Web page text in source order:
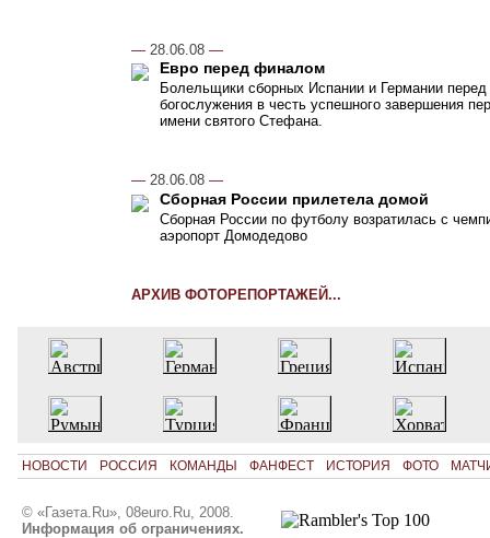
— 28.06.08 —
Евро перед финалом
Болельщики сборных Испании и Германии
богослужения в честь успешного завершения
имени святого Стефана.
—28.06.08 —
Сборная России прилетела домой
Сборная России по футболу возратилась с
аэропорт Домодедово
АРХИВ ФОТОРЕПОРТАЖЕЙ...
НОВОСТИ РОССИЯ КОМАНДЫ ФАНФЕСТ ИСТОРИЯ ФОТО
© «Газета.Ru», 08euro.Ru, 2008.
Информация об ограничениях.